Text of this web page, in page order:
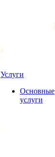
Услуги
Основные
услуги